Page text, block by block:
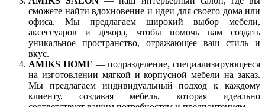
сможете найти вдохновение и идеи для своего дома или
офиса. Мы предлагаем широкий выбор мебели,
аксессуаров и декора, чтобы помочь вам создать
уникальное пространство, отражающее ваш стиль и
вкус.
AMIKS HOME — подразделение, специализирующееся
на изготовлении мягкой и корпусной мебели на заказ.
Мы предлагаем индивидуальный подход к каждому
клиенту, создавая мебель, которая идеально